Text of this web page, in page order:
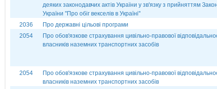
деяких законодавчих актів України у зв'язку з прийняттям
України ''Про обіг векселів в Україні''
2036
Про державні цільові програми
2054
Про обов'язкове страхування цивільно-правової
власників наземних транспортних засобів
2054
Про обов'язкове страхування цивільно-правової
власників наземних транспортних засобів